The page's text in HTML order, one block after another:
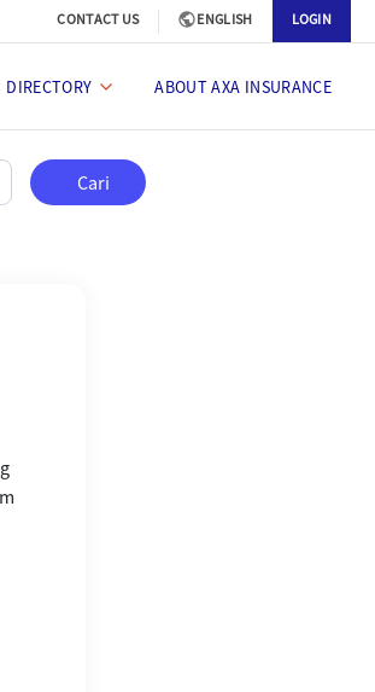
CONTACT US ENGLISH LOGIN
DIRECTORY ABOUT AXA INSURANCE
19?
Cari